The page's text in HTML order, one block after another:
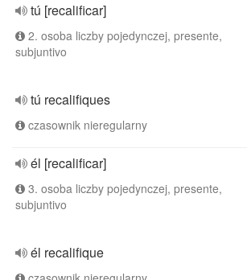
tú [recalificar]
2. osoba liczby pojedynczej, presente,
subjuntivo
tú recalifiques
czasownik nieregularny
él [recalificar]
3. osoba liczby pojedynczej, presente,
subjuntivo
él recalifique